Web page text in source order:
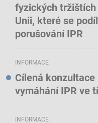
fyzických
Unii, které se
porušování IPR
INFORMACE
Cílená konzultace
vymáhání IPR ve
INFORMACE